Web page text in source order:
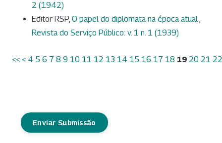
2 (1942)
Editor RSP, O papel do diplomata na época atual,
Revista do Serviço Público: v. 1 n. 1 (1939)
<< < 4 5 6 7 8 9 10 11 12 13 14 15 16 17 18 19 20 21 22
Enviar Submissão